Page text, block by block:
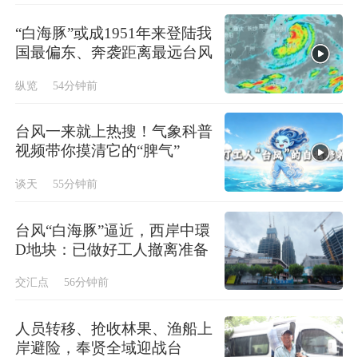
“白海豚”或成1951年来登陆我
国最偏东、奔袭距离最远台风
纵览 54分钟前
台风一来就上热搜！气象科普
视频带你摸清它的“脾气”
谈天 55分钟前
台风“白海豚”逼近，西岸中環
D地块：已做好工人撤离准备
交汇点 56分钟前
人员转移、抢收林果、渔船上
岸避险，奉贤全域迎战台